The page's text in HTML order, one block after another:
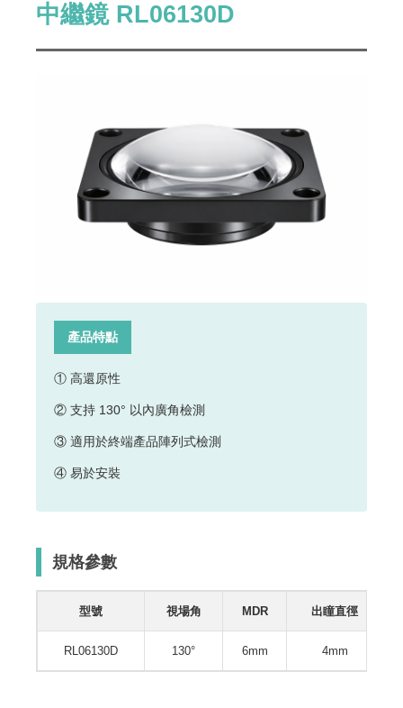
中繼鏡 RL06130D
產品特點
① 高還原性
② 支持 130° 以內廣角檢測
③ 適用於終端產品陣列式檢測
④ 易於安裝
規格參數
型號 視場角 MDR 出瞳直徑
RL06130D 130° 6mm 4mm